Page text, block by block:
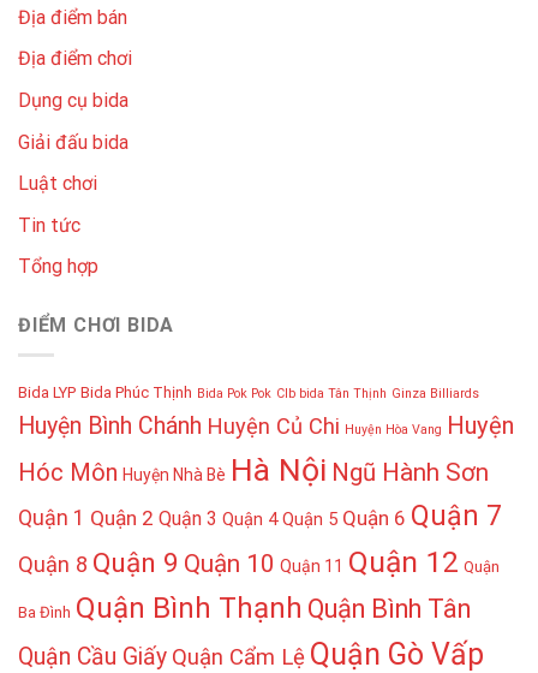
Địa điểm bán
Địa điểm chơi
Dụng cụ bida
Giải đấu bida
Luật chơi
Tin tức
Tổng hợp
ĐIỂM CHƠI BIDA
Bida LYP Bida Phúc Thịnh Bida Pok Pok Clb bida Tân Thịnh Ginza Billiards
Huyện Bình Chánh Huyện Củ Chi Huyện Hòa Vang Huyện
Hóc Môn Huyện Nhà Bè Hà Nội Ngũ Hành Sơn
Quận 1 Quận 2 Quận 3 Quận 4 Quận 5 Quận 6 Quận 7
Quận 8 Quận 9 Quận 10 Quận 11 Quận 12 Quận
Ba Đình Quận Bình Thạnh Quận Bình Tân
Quận Cầu Giấy Quận Cẩm Lệ Quận Gò Vấp